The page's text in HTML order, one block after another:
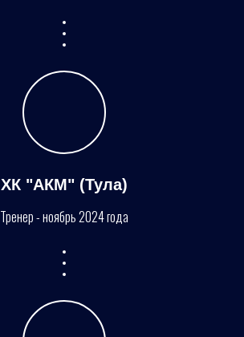
ХК "АКМ" (Тула)
Тренер - ноябрь 2024 года